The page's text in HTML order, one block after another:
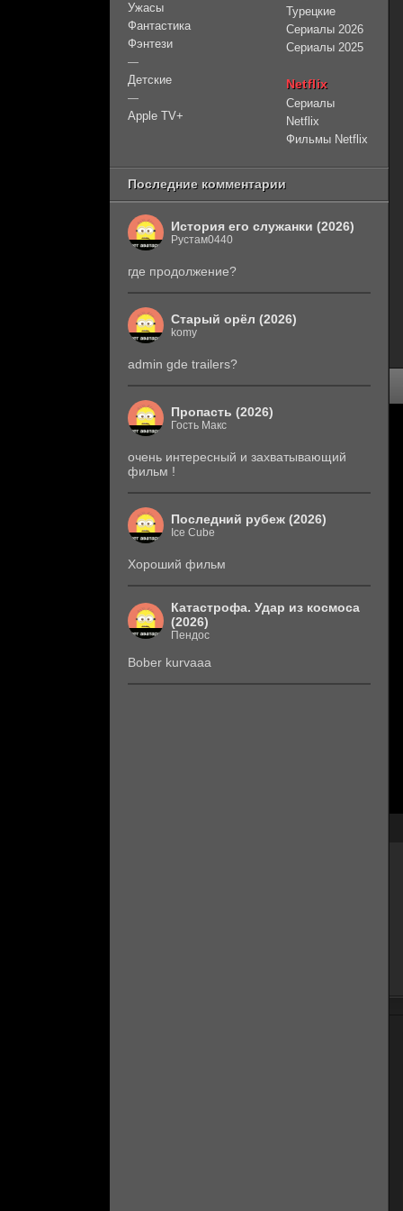
Ужасы
Фантастика
Фэнтези
—
Детские
—
Apple TV+
Турецкие
Сериалы 2026
Сериалы 2025
Netflix
Сериалы
Netflix
Фильмы Netflix
Последние комментарии
История его служанки (2026)
Рустам0440
где продолжение?
Старый орёл (2026)
komy
admin gde trailers?
Пропасть (2026)
Гость Макс
очень интересный и захватывающий
фильм !
Последний рубеж (2026)
Ice Cube
Хороший фильм
Катастрофа. Удар из космоса
(2026)
Пендос
Bober kurvaaa